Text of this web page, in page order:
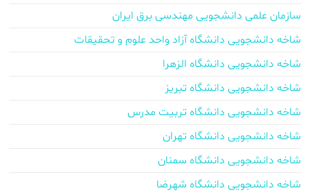
سازمان علمی دانشجویی مهندسی برق ایران
شاخه دانشجویی دانشگاه آزاد واحد علوم و تحقیقات
شاخه دانشجویی دانشگاه الزهرا
شاخه دانشجویی دانشگاه تبریز
شاخه دانشجویی دانشگاه تربیت مدرس
شاخه دانشجویی دانشگاه تهران
شاخه دانشجویی دانشگاه سمنان
شاخه دانشجویی دانشگاه شهرضا